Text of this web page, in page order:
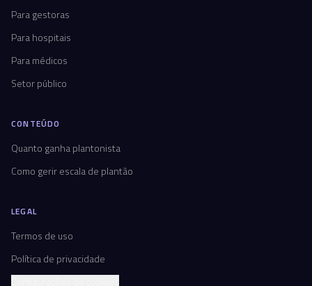
Para gestoras
Para hospitais
Para médicos
Setor público
CONTEÚDO
Quanto ganha plantonista
Como gerir escala de plantão
LEGAL
Termos de uso
Política de privacidade